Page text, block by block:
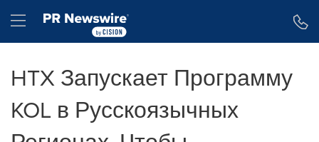
Hamburger menu
HTX Запускает Программу
KOL в Русскоязычных